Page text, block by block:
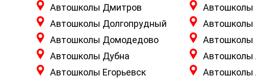
Автошколы Дмитров
Автошколы Долгопрудный
Автошколы Домодедово
Автошколы Дубна
Автошколы Егорьевск
Автошколы
Автошколы
Автошколы
Автошколы
Автошколы